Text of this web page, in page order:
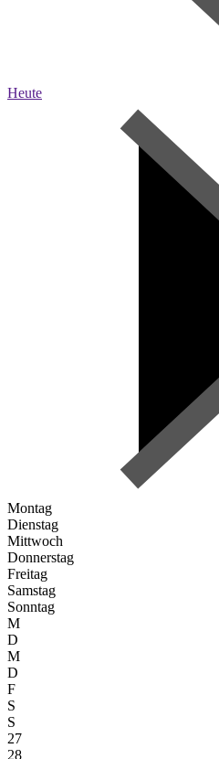
Heute
Montag
Dienstag
Mittwoch
Donnerstag
Freitag
Samstag
Sonntag
M
D
M
D
F
S
S
27
28